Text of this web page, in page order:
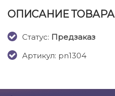
ОПИСАНИЕ ТОВАРА
Cтатус: Предзаказ
Артикул: pn1304